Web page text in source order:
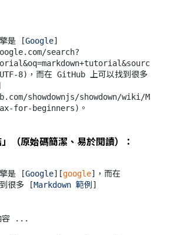
擎是 [Google]
search?
8)，而在 GitHub 上可以找到很多
showdownjs/showdown/wiki/M
for-beginners
（原始碼簡潔、易於閱讀）：
擎是 [Google][google]，而在
很多 [Markdown 範例 ]
容 ...